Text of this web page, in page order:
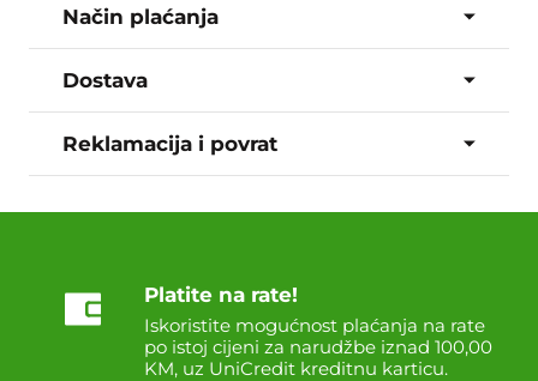
Način plaćanja
Dostava
Reklamacija i povrat
Platite na rate!
Iskoristite mogućnost plaćanja na rate
po istoj cijeni za narudžbe iznad 100,00
KM, uz UniCredit kreditnu karticu.